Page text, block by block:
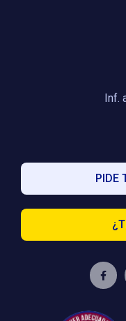
Inf.
PIDE